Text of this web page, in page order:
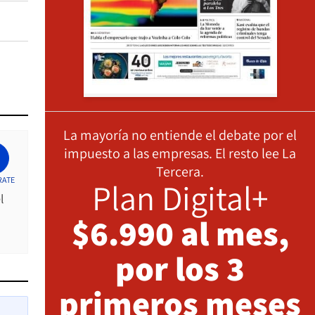
La mayoría no entiende el debate por el
impuesto a las empresas. El resto lee La
Tercera.
Plan Digital+
$6.990 al mes,
por los 3
primeros meses